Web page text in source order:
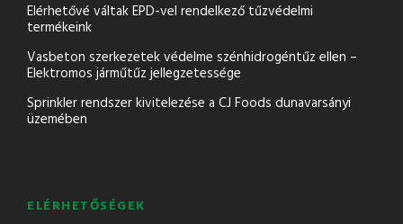
Elérhetővé váltak EPD-vel rendelkező tűzvédelmi
termékeink
Vasbeton szerkezetek védelme szénhidrogéntűz ellen –
Elektromos járműtűz jellegzetessége
Sprinkler rendszer kivitelezése a CJ Foods dunavarsányi
üzemében
ELÉRHETŐSÉGEK